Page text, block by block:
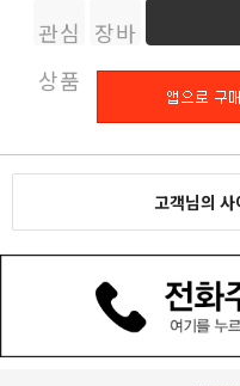
관심
상품
장바
구니
고객님의